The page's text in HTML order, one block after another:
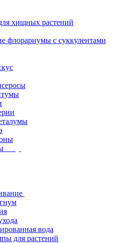
хищных растений
флорариумы с суккулентами
вода
для растений